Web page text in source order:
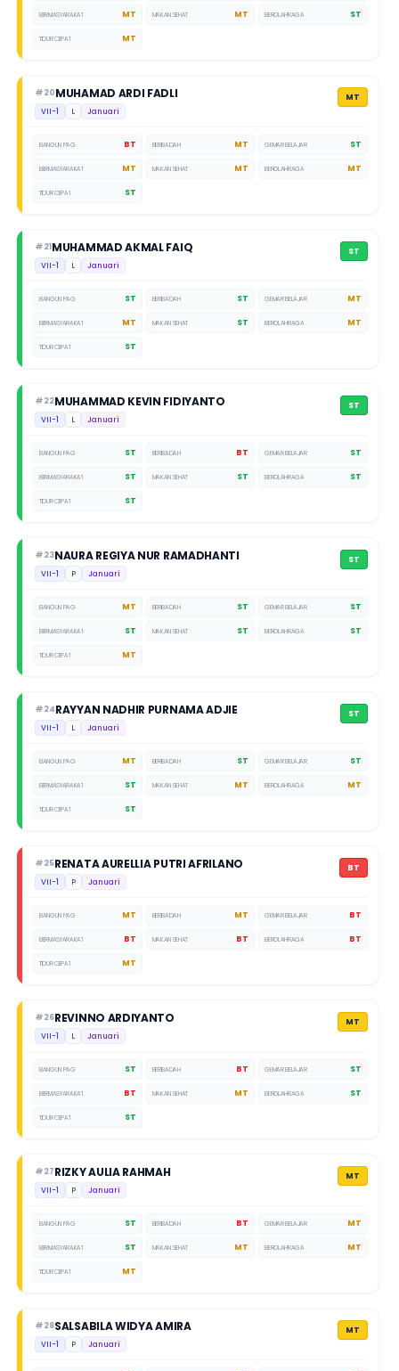
BERMASYARAKAT MT MAKAN SEHAT MT BEROLAHRAGA ST
TIDUR CEPAT MT
#20MUHAMAD ARDI FADLI
VII-1 L Januari
MT
BANGUN PAGI BT BERIBADAH MT GEMAR BELAJAR ST
BERMASYARAKAT MT MAKAN SEHAT MT BEROLAHRAGA MT
TIDUR CEPAT ST
#21MUHAMMAD AKMAL FAIQ
VII-1 L Januari
ST
BANGUN PAGI ST BERIBADAH ST GEMAR BELAJAR MT
BERMASYARAKAT MT MAKAN SEHAT ST BEROLAHRAGA MT
TIDUR CEPAT ST
#22MUHAMMAD KEVIN FIDIYANTO
VII-1 L Januari
ST
BANGUN PAGI ST BERIBADAH BT GEMAR BELAJAR ST
BERMASYARAKAT ST MAKAN SEHAT ST BEROLAHRAGA ST
TIDUR CEPAT ST
#23NAURA REGIYA NUR RAMADHANTI
VII-1 P Januari
ST
BANGUN PAGI MT BERIBADAH ST GEMAR BELAJAR ST
BERMASYARAKAT ST MAKAN SEHAT ST BEROLAHRAGA ST
TIDUR CEPAT MT
#24RAYYAN NADHIR PURNAMA ADJIE
VII-1 L Januari
ST
BANGUN PAGI MT BERIBADAH ST GEMAR BELAJAR ST
BERMASYARAKAT ST MAKAN SEHAT MT BEROLAHRAGA MT
TIDUR CEPAT ST
#25RENATA AURELLIA PUTRI AFRILANO
VII-1 P Januari
BT
BANGUN PAGI MT BERIBADAH MT GEMAR BELAJAR BT
BERMASYARAKAT BT MAKAN SEHAT BT BEROLAHRAGA BT
TIDUR CEPAT MT
#26REVINNO ARDIYANTO
VII-1 L Januari
MT
BANGUN PAGI ST BERIBADAH BT GEMAR BELAJAR ST
BERMASYARAKAT BT MAKAN SEHAT MT BEROLAHRAGA ST
TIDUR CEPAT ST
#27RIZKY AULIA RAHMAH
VII-1 P Januari
MT
BANGUN PAGI ST BERIBADAH BT GEMAR BELAJAR MT
BERMASYARAKAT ST MAKAN SEHAT MT BEROLAHRAGA MT
TIDUR CEPAT MT
#28SALSABILA WIDYA AMIRA
VII-1 P Januari
MT